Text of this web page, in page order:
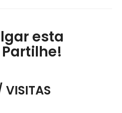
esta
VISITAS